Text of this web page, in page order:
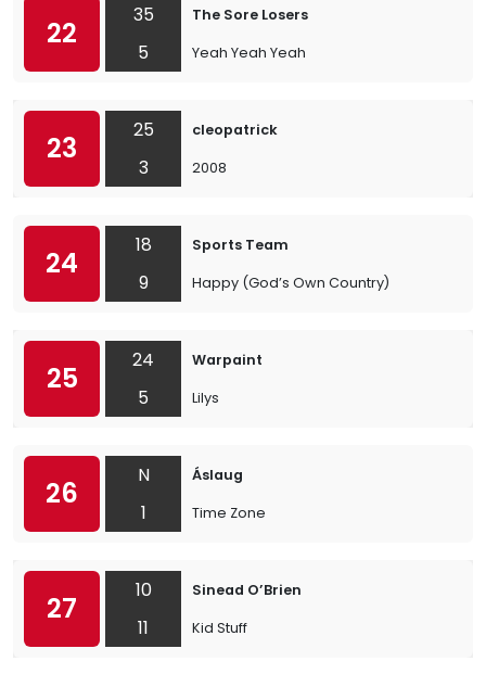
22
35
5
The Sore Losers
Yeah Yeah Yeah
23
25
3
cleopatrick
2008
24
18
9
Sports Team
Happy (God’s Own Country)
25
24
5
Warpaint
Lilys
26
N
1
Áslaug
Time Zone
27
10
11
Sinead O’Brien
Kid Stuff